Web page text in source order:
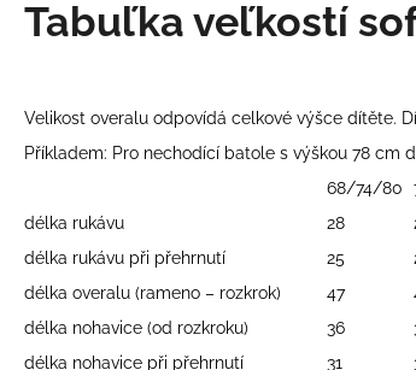
Tabuľka veľkostí
Velikost overalu odpovídá celkové výšce dítěte.
Příkladem: Pro nechodící batole s výškou 78
68/74/80
délka rukávu
28
délka rukávu při přehrnutí
25
délka overalu (rameno – rozkrok)
47
délka nohavice (od rozkroku)
36
délka nohavice při přehrnutí
31
DETSKÝ LETNÝ KLOBÚČIK UV